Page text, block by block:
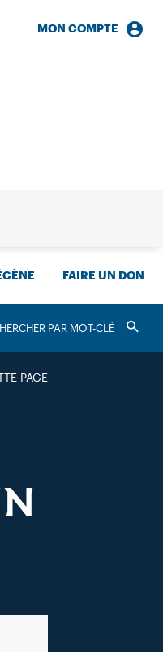
MON COMPTE
FAIRE UN DON
Valider
PAGE